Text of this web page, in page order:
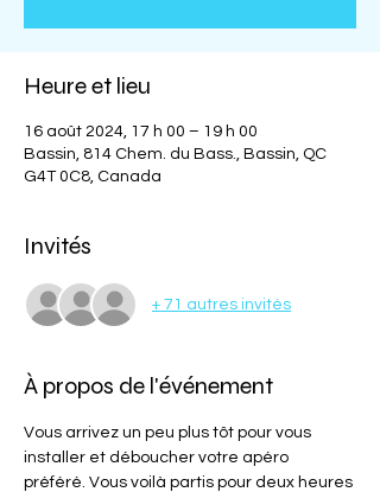
Heure et lieu
16 août 2024, 17 h 00 – 19 h 00
Bassin, 814 Chem. du Bass., Bassin, QC
G4T 0C8, Canada
Invités
+ 71 autres invités
À propos de l'événement
Vous arrivez un peu plus tôt pour vous
installer et déboucher votre apéro
préféré. Vous voilà partis pour deux heures